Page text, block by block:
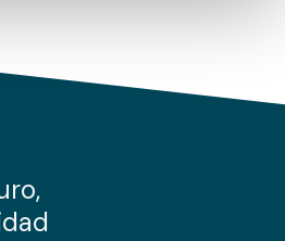
que haga del sitio web con
sociales, publicidad y análisis